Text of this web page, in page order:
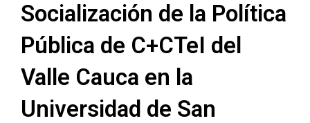
Socialización de la Política
Pública de C+CTeI del
Valle Cauca en la
Universidad de San